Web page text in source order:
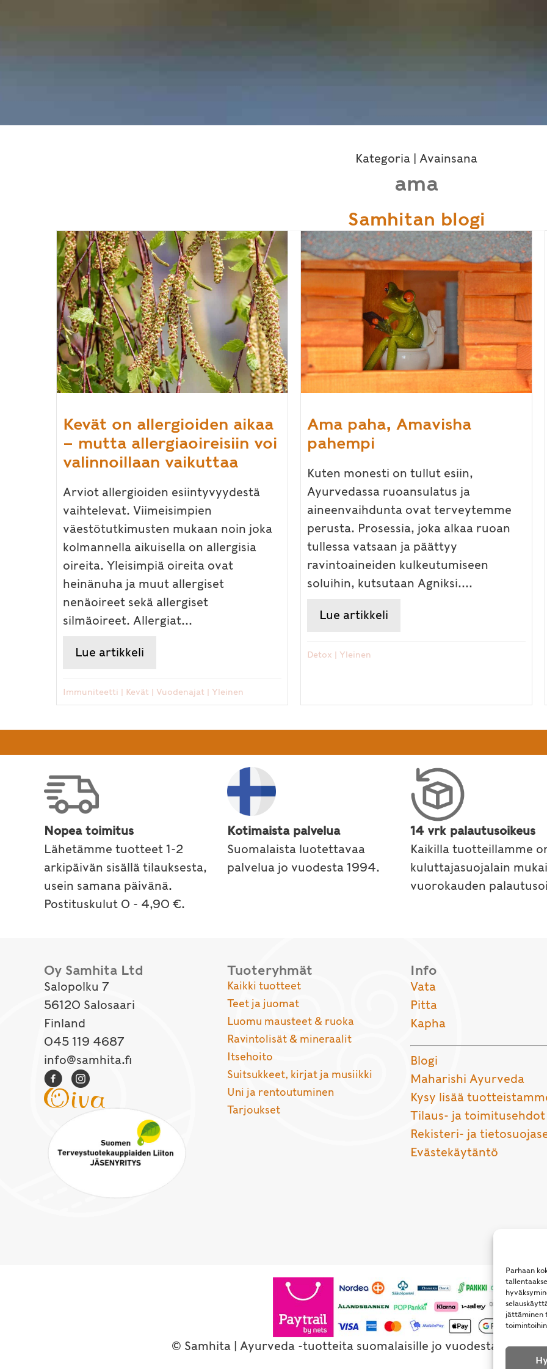
Parhaan
jättäminen
Kategoria | Avainsana
ama
Samhitan blogi
Kevät on allergioiden aikaa
– mutta allergiaoireisiin voi
valinnoillaan vaikuttaa
Arviot allergioiden esiintyvyydestä
vaihtelevat. Viimeisimpien
väestötutkimusten mukaan noin joka
kolmannella aikuisella on allergisia
oireita. Yleisimpiä oireita ovat
heinänuha ja muut allergiset
nenäoireet sekä allergiset
silmäoireet. Allergiat...
Lue artikkeli about Kevät on allergioiden aikaa – mutta allergiaoireisiin voi
Immuniteetti | Kevät | Vuodenajat | Yleinen
Ama paha, Amavisha
pahempi
Kuten monesti on tullut esiin,
Ayurvedassa ruoansulatus ja
aineenvaihdunta ovat terveytemme
perusta. Prosessia, joka alkaa ruoan
tullessa vatsaan ja päättyy
ravintoaineiden kulkeutumiseen
soluihin, kutsutaan Agniksi....
Lue artikkeli about Ama paha,
Detox | Yleinen
Nopea toimitus
Lähetämme tuotteet 1-2
arkipäivän sisällä tilauksesta,
usein samana päivänä.
Postituskulut 0 - 4,90 €.
Kotimaista palvelua
Suomalaista luotettavaa
palvelua jo vuodesta 1994.
14 vrk palautusoikeus
Kaikilla tuotteillamme
kuluttajasuojalain
vuorokauden
Oy Samhita Ltd
Salopolku 7
56120 Salosaari
Finland
045 119 4687
info@samhita.fi
Tuoteryhmät
Kaikki tuotteet
Teet ja juomat
Luomu mausteet & ruoka
Ravintolisät & mineraalit
Itsehoito
Suitsukkeet, kirjat ja musiikki
Uni ja rentoutuminen
Tarjoukset
Info
Vata
Pitta
Kapha
Blogi
Maharishi Ayurveda
Kysy lisää
Tilaus- ja toimitusehdot
Rekisteri- ja
Evästekäytäntö
© Samhita | Ayurveda -tuotteita suomalaisille jo vuodesta 1994. All